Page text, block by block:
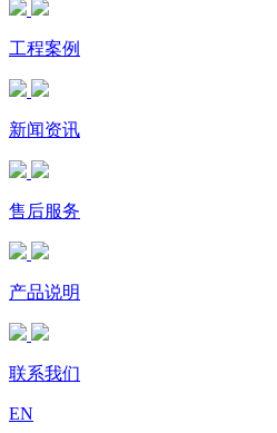
工程案例
新闻资讯
售后服务
产品说明
联系我们
EN